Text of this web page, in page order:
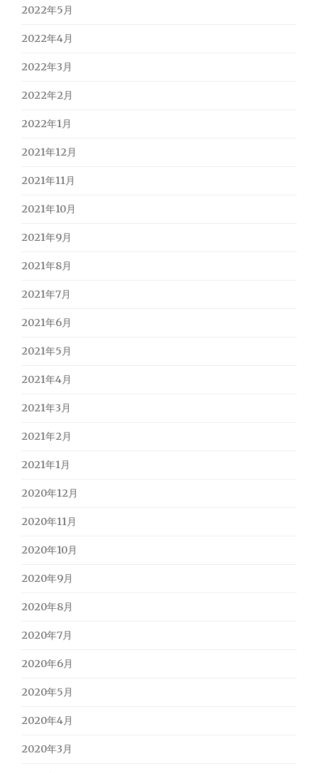
2022年5月
2022年4月
2022年3月
2022年2月
2022年1月
2021年12月
2021年11月
2021年10月
2021年9月
2021年8月
2021年7月
2021年6月
2021年5月
2021年4月
2021年3月
2021年2月
2021年1月
2020年12月
2020年11月
2020年10月
2020年9月
2020年8月
2020年7月
2020年6月
2020年5月
2020年4月
2020年3月